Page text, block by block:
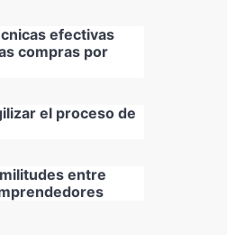
efectivas
compras por
el proceso de
entre